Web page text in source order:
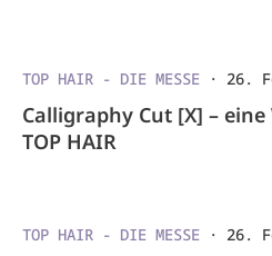
TOP HAIR - DIE MESSE · 26.
Calligraphy Cut [X] –
TOP HAIR
TOP HAIR - DIE MESSE · 26.